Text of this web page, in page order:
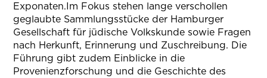
Exponaten.Im Fokus stehen lange verschollen
geglaubte Sammlungsstücke der Hamburger
Gesellschaft für jüdische Volkskunde sowie Fragen
nach Herkunft, Erinnerung und Zuschreibung. Die
Führung gibt zudem Einblicke in die
Provenienzforschung und die Geschichte des